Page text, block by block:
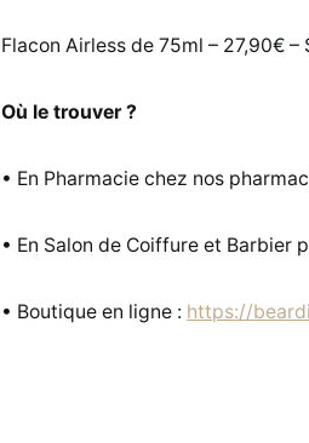
Flacon Airless de 75ml – 27,90€ –
Où le trouver ?
• En Pharmacie chez nos
• En Salon de Coiffure et Barbier
• Boutique en ligne : https://